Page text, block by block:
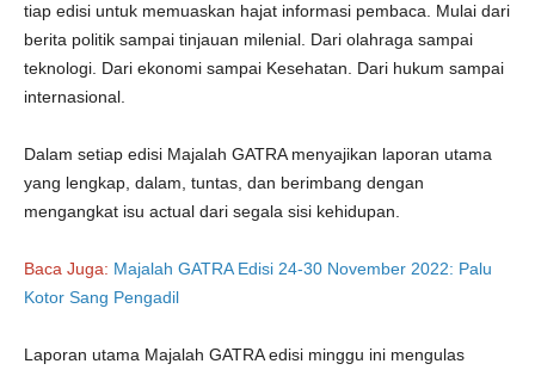
tiap edisi untuk memuaskan hajat informasi pembaca. Mulai dari
berita politik sampai tinjauan milenial. Dari olahraga sampai
teknologi. Dari ekonomi sampai Kesehatan. Dari hukum sampai
internasional.
Dalam setiap edisi Majalah GATRA menyajikan laporan utama
yang lengkap, dalam, tuntas, dan berimbang dengan
mengangkat isu actual dari segala sisi kehidupan.
Baca Juga: Majalah GATRA Edisi 24-30 November 2022: Palu
Kotor Sang Pengadil
Laporan utama Majalah GATRA edisi minggu ini mengulas